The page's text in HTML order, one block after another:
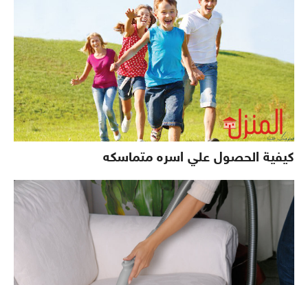
كيفية الحصول علي اسره متماسكه